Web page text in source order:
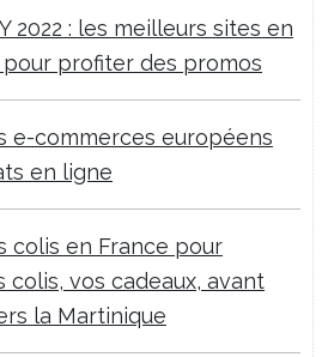
2022 : les meilleurs sites en
profiter des promos
e-commerces européens
en ligne
colis en France pour
colis, vos cadeaux, avant
la Martinique